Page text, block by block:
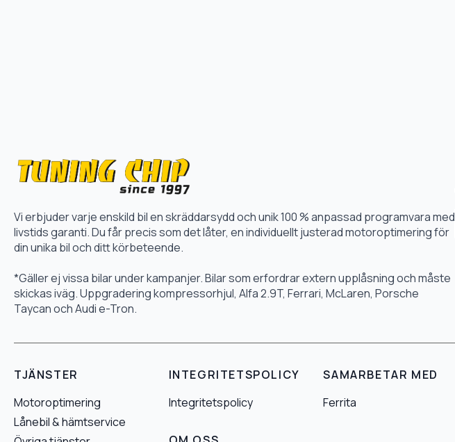
Vi erbjuder varje enskild bil en skräddarsydd och unik 100 % anpassad programvara med
livstids garanti. Du får precis som det låter, en individuellt justerad motoroptimering för
din unika bil och ditt körbeteende.
*Gäller ej vissa bilar under kampanjer. Bilar som erfordrar extern upplåsning och måste
skickas iväg. Uppgradering kompressorhjul, Alfa 2.9T, Ferrari, McLaren, Porsche
Taycan och Audi e-Tron.
TJÄNSTER
Motoroptimering
Lånebil & hämtservice
INTEGRITETSPOLICY
Integritetspolicy
SAMARBETAR MED
Ferrita